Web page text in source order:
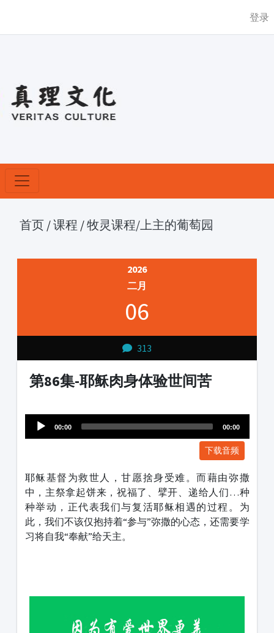
登录
首页 /课程 /牧灵课程/上主的葡萄园
2026
二月
06
313
第86集-耶稣肉身体验世间苦
Player
00:00 00:00
下载音频
耶稣基督为救世人，甘愿捨身受难。而藉由弥撒
中，主祭拿起饼来，祝福了、擘开、递给人们…种
种举动，正代表我们与复活耶稣相遇的过程。为
此，我们不该仅抱持着“参与”弥撒的心态，还需要学
习将自我“奉献”给天主。